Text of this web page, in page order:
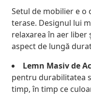
Setul de mobilier e
terase. Designul lui
relaxarea în aer liber
aspect de lungă
Lemn Masiv de
pentru durabilitatea
timp, în timp ce